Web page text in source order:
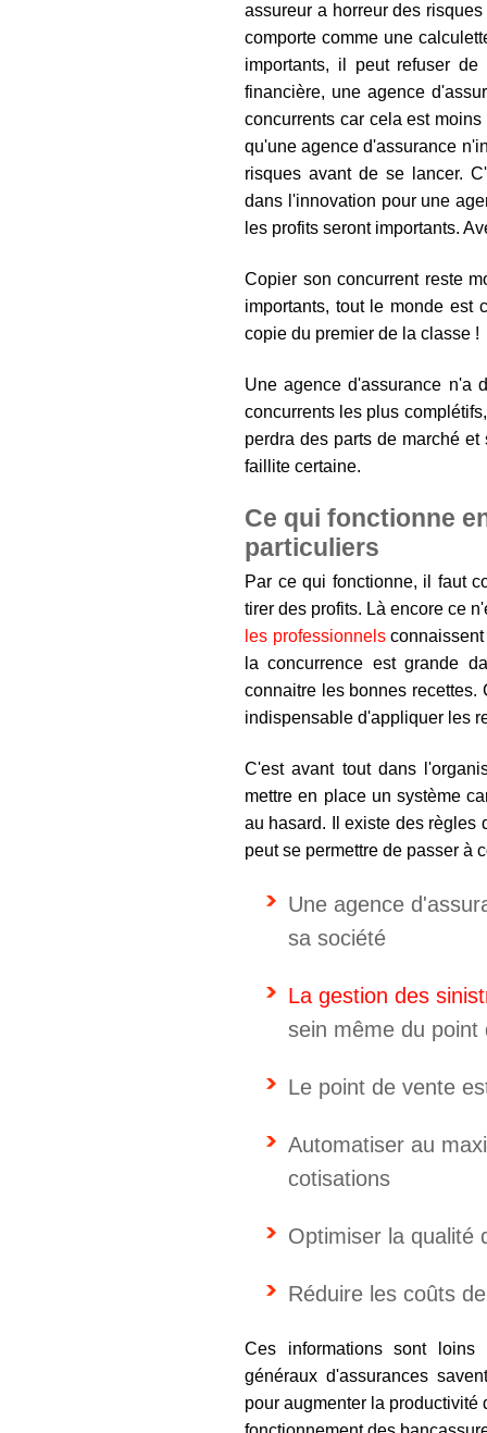
assureur a horreur des
comporte comme une
importants, il peut refuser
financière, une agence
concurrents car cela est
qu'une agence d'assurance
risques avant de se lancer.
dans l'innovation pour une
les profits seront importants.
Copier son concurrent reste
importants, tout le monde est
copie du premier de la classe !
Une agence d'assurance n'a
concurrents les plus
perdra des parts de marché
faillite certaine.
Ce qui fonctionne
particuliers
Par ce qui fonctionne, il faut
tirer des profits. Là encore ce
les professionnelsconnaissent
la concurrence est grande
connaitre les bonnes recettes.
indispensable d'appliquer les
C'est avant tout dans
mettre en place un système
au hasard. Il existe des règles
peut se permettre de passer à
Une agence
sa société
La gestion des
sein même du point
Le point de vente
Automatiser au
cotisations
Optimiser la qualité
Réduire les coûts
Ces informations sont
généraux d'assurances
pour augmenter la